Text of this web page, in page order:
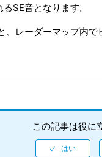
SE音となります。
、レーダーマップ内で
この記事は役に